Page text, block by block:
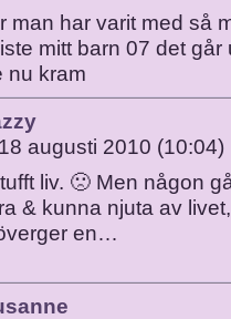
man har varit med så
mitt barn 07 det går
nu kram
augusti 2010 (10:04)
liv. 🙁 Men någon
& kunna njuta av
en…